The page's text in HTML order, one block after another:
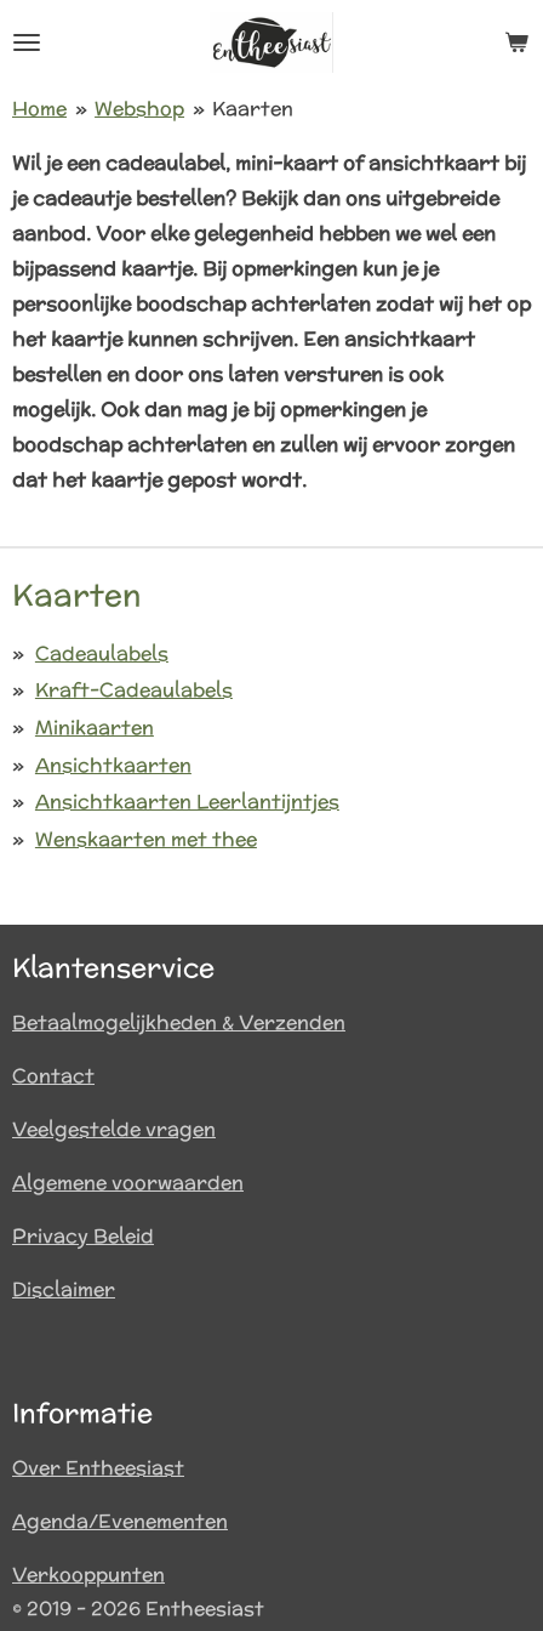
naar
hoofdinhoud
Home » Webshop » Kaarten
Wil je een cadeaulabel, mini-kaart of ansichtkaart bij
je cadeautje bestellen? Bekijk dan ons uitgebreide
aanbod. Voor elke gelegenheid hebben we wel een
bijpassend kaartje. Bij opmerkingen kun je je
persoonlijke boodschap achterlaten zodat wij het op
het kaartje kunnen schrijven. Een ansichtkaart
bestellen en door ons laten versturen is ook
mogelijk. Ook dan mag je bij opmerkingen je
boodschap achterlaten en zullen wij ervoor zorgen
dat het kaartje gepost wordt.
Kaarten
Cadeaulabels
Kraft-Cadeaulabels
Minikaarten
Ansichtkaarten
Ansichtkaarten Leerlantijntjes
Wenskaarten met thee
Klantenservice
Betaalmogelijkheden & Verzenden
Contact
Veelgestelde vragen
Algemene voorwaarden
Privacy Beleid
Disclaimer
Informatie
Over Entheesiast
Agenda/Evenementen
Verkooppunten
© 2019 - 2026 Entheesiast